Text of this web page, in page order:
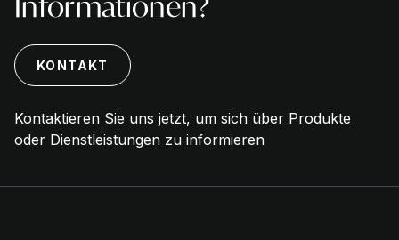
KONTAKT
Kontaktieren Sie uns jetzt, um sich über Produkte
oder Dienstleistungen zu informieren